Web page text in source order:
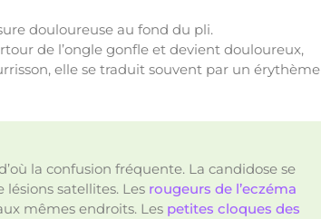
douloureuse au fond du pli.
de l’ongle gonfle et devient douloureux,
elle se traduit souvent par un érythème
la confusion fréquente. La candidose se
satellites. Les rougeurs de l’eczéma
mêmes endroits. Les petites cloques des